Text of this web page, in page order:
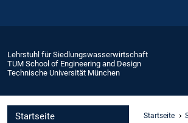
Lehrstuhl für Siedlungswasserwirtschaft
TUM School of Engineering and Design
Technische Universität München
Startseite Startseite